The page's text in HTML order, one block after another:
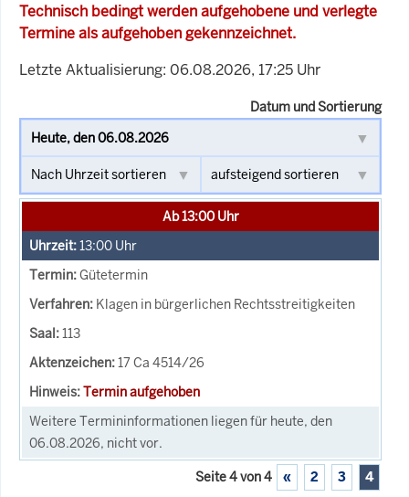
Technisch bedingt werden aufgehobene und verlegte
Termine als aufgehoben gekennzeichnet.
Letzte Aktualisierung: 06.08.2026, 17:25 Uhr
Datum und Sortierung
Ab 13:00 Uhr
13:00 Uhr
Gütetermin
Klagen in bürgerlichen Rechtsstreitigkeiten
113
17 Ca 4514/26
Termin aufgehoben
Weitere Termininformationen liegen für heute, den
06.08.2026, nicht vor.
Seite 4 von 4 « 2 3 4